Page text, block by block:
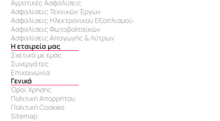
Αγροτικές Ασφαλίσεις
Ασφαλίσεις Τεχνικών Έργων
Ασφαλίσεις Ηλεκτρονικού Εξοπλισμού
Ασφαλίσεις Φωτοβολταϊκών
Ασφαλίσεις Απαγωγής & Λύτρων
Η εταιρεία μας
Σχετικά με εμάς
Συνεργάτες
Επικοινωνία
Γενικά
Όροι Χρήσης
Πολιτική Απορρήτου
Πολιτική Cookies
Sitemap